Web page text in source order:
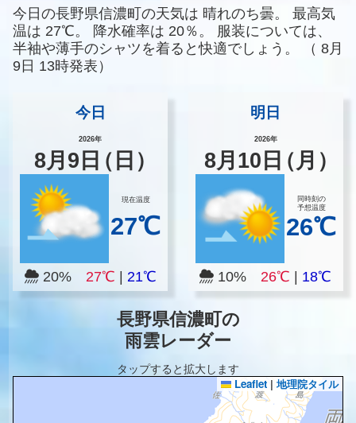
今日の長野県信濃町の天気は 晴れのち曇。
最高気
温は 27℃。 降水確率は 20％。
服装については、
半袖や薄手のシャツを着ると快適でしょう。
（ 8月
9日 13時発表）
今日
2026年
8月 9 日（日）
現在温度
27℃
20% 27℃ 21℃
明日
2026年
8月 10 日（月）
同時刻の
予想温度
26℃
10%26℃ 18℃
長野県信濃町の
雨雲レーダー
タップすると拡大します
Leaflet | 地理院タイル